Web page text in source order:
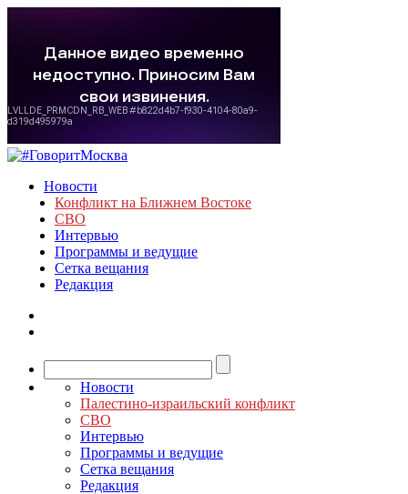
Новости
Конфликт на Ближнем Востоке
СВО
Интервью
Программы и ведущие
Сетка вещания
Редакция
Новости
Палестино-израильский конфликт
СВО
Интервью
Программы и ведущие
Сетка вещания
Редакция